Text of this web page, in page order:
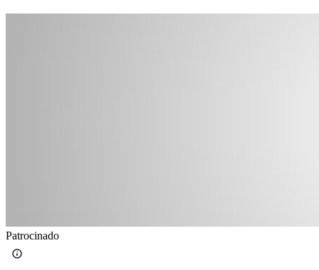
Patrocinado